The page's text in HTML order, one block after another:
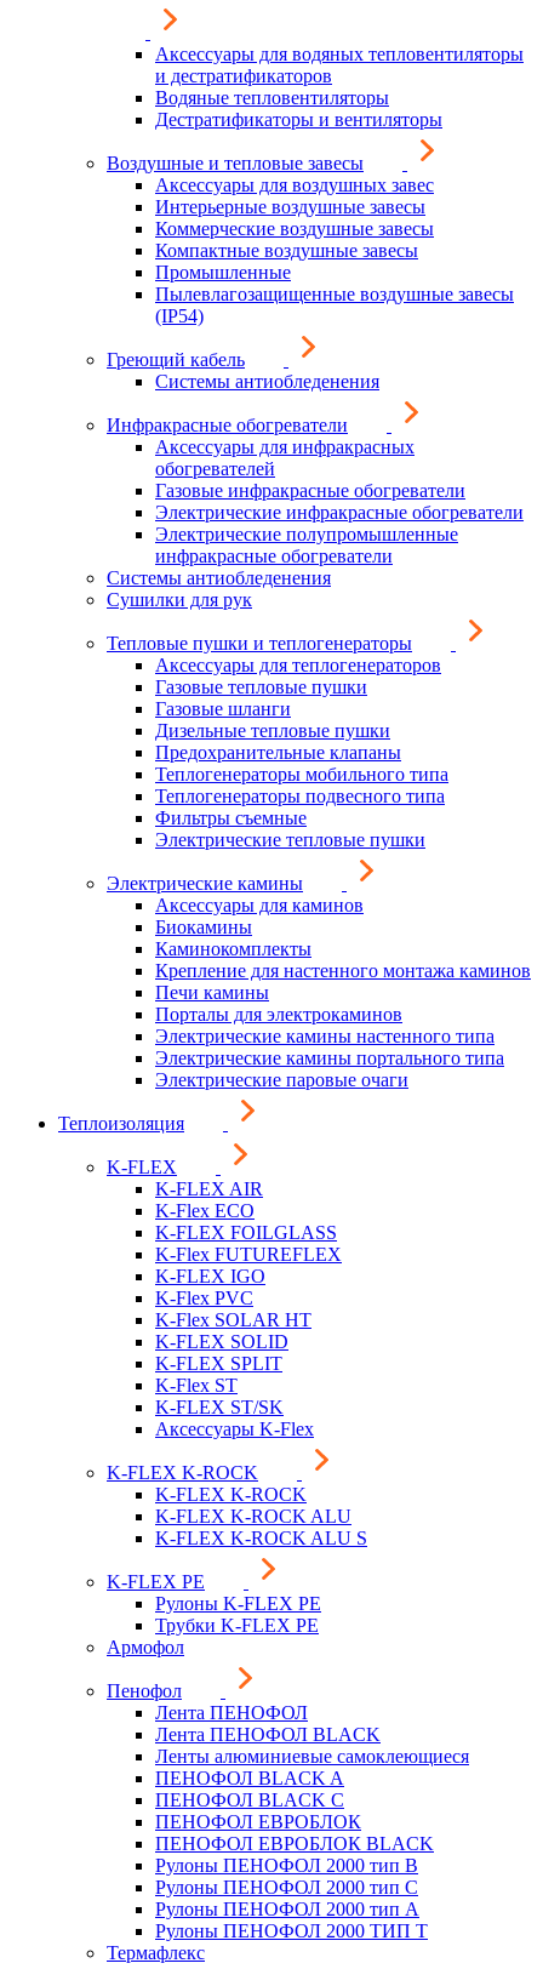
Аксессуары для водяных тепловентиляторы
и дестратификаторов
Водяные тепловентиляторы
Дестратификаторы и вентиляторы
Воздушные и тепловые завесы
Аксессуары для воздушных завес
Интерьерные воздушные завесы
Коммерческие воздушные завесы
Компактные воздушные завесы
Промышленные
Пылевлагозащищенные воздушные завесы
(IP54)
Греющий кабель
Системы антиобледенения
Инфракрасные обогреватели
Аксессуары для инфракрасных
обогревателей
Газовые инфракрасные обогреватели
Электрические инфракрасные обогреватели
Электрические полупромышленные
инфракрасные обогреватели
Системы антиобледенения
Сушилки для рук
Тепловые пушки и теплогенераторы
Аксессуары для теплогенераторов
Газовые тепловые пушки
Газовые шланги
Дизельные тепловые пушки
Предохранительные клапаны
Теплогенераторы мобильного типа
Теплогенераторы подвесного типа
Фильтры съемные
Электрические тепловые пушки
Электрические камины
Аксессуары для каминов
Биокамины
Каминокомплекты
Крепление для настенного монтажа каминов
Печи камины
Порталы для электрокаминов
Электрические камины настенного типа
Электрические камины портального типа
Электрические паровые очаги
Теплоизоляция
K-FLEX
K-FLEX AIR
K-Flex ECO
K-FLEX FOILGLASS
K-Flex FUTUREFLEX
K-FLEX IGO
K-Flex PVC
K-Flex SOLAR HT
K-FLEX SOLID
K-FLEX SPLIT
K-Flex ST
K-FLEX ST/SK
Аксессуары K-Flex
K-FLEX K-ROCK
K-FLEX K-ROCK
K-FLEX K-ROCK ALU
K-FLEX K-ROCK ALU S
K-FLEX PE
Рулоны K-FLEX PE
Трубки K-FLEX PE
Армофол
Пенофол
Лента ПЕНОФОЛ
Лента ПЕНОФОЛ BLACK
Ленты алюминиевые самоклеющиеся
ПЕНОФОЛ BLACK A
ПЕНОФОЛ BLACK С
ПЕНОФОЛ ЕВРОБЛОК
ПЕНОФОЛ ЕВРОБЛОК BLACK
Рулоны ПЕНОФОЛ 2000 тип B
Рулоны ПЕНОФОЛ 2000 тип C
Рулоны ПЕНОФОЛ 2000 тип А
Рулоны ПЕНОФОЛ 2000 ТИП Т
Термафлекс